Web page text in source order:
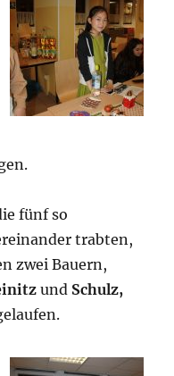
fünf so
trabten,
zwei Bauern,
und Schulz,